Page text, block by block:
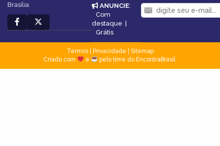
Brasília.
ANUNCIE:
Com
destaque |
Grátis
Termos| Privacidade
Sitemap
Criado com
e pelo time do EncontraBrasil